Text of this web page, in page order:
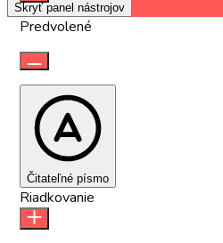
Skryť panel nástrojov
Predvolené
Čitateľné písmo
Riadkovanie